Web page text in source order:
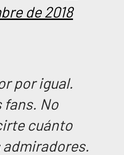
de 2018
por igual.
fans. No
cuánto
admiradores.